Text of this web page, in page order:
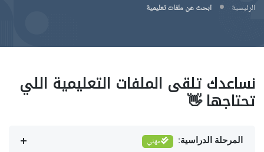
الرئيسية ابحث عن ملفات تعليمية
نساعدك تلقى الملفات التعليمية اللي
تحتاجها 👋
المرحلة الدراسية: مهني